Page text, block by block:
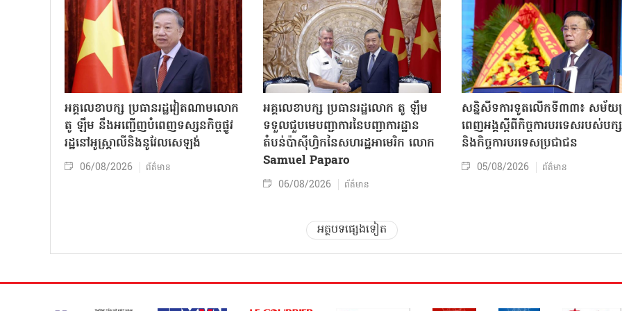
អគ្គលេខាបក្ស ប្រធានរដ្ឋវៀតណាមលោក
តូ ឡឹម នឹងអញ្ជើញបំពេញទស្សនកិច្ចផ្លូវ
រដ្ឋនៅអូស្ត្រាលីនិងនូវែលសេឡង់
06/08/2026 ព័ត៌មាន
អគ្គលេខាបក្ស ប្រធានរដ្ឋលោក តូ ឡឹម
ទទួលជួបមេបញ្ជាការនៃបញ្ជាការដ្ឋាន
តំបន់ប៉ាស៊ីហ្វិកនៃសហរដ្ឋអាមេរិក លោក
Samuel Paparo
06/08/2026 ព័ត៌មាន
សន្និសីទការទូតលើកទី៣៣៖ សម័យ
ពេញអង្គស្តីពីកិច្ច​ការបរទេសរបស់​បក្ស
និងកិច្ច​ការបរទេសប្រជាជន
05/08/2026 ព័ត៌មាន
អត្ថបទផ្សេងទៀត